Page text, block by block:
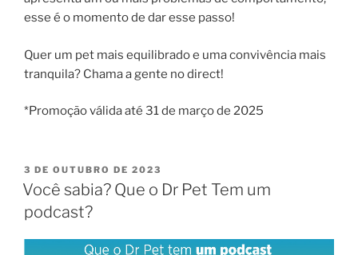
esse é o momento de dar esse passo!
Quer um pet mais equilibrado e uma convivência mais
tranquila? Chama a gente no direct!
*Promoção válida até 31 de março de 2025
3 DE OUTUBRO DE 2023
Você sabia? Que o Dr Pet Tem um
podcast?